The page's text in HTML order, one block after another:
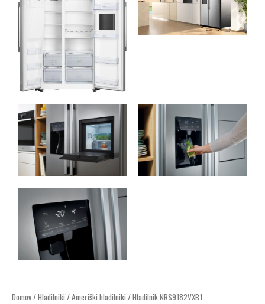
Domov/Hladilniki /Ameriški hladilniki / Hladilnik NRS9182VXB1
Hladilnik